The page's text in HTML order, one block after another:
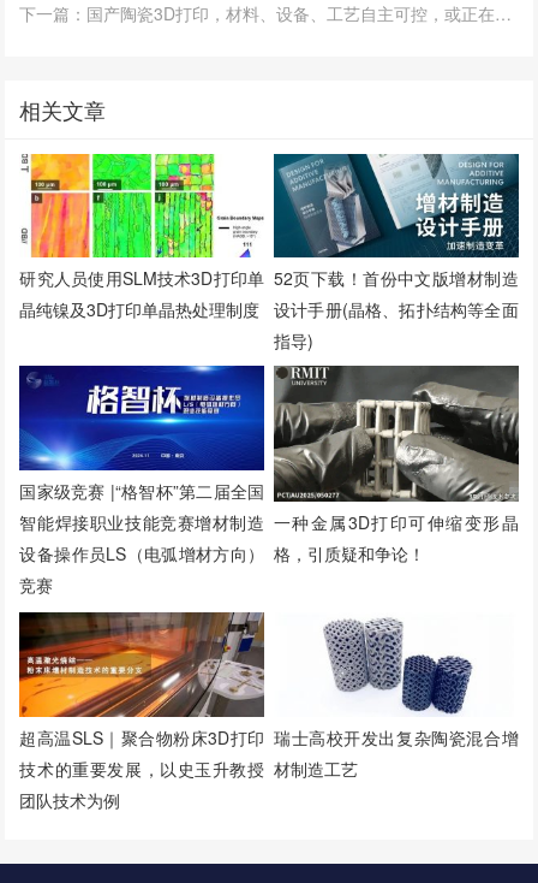
下一篇：国产陶瓷3D打印，材料、设备、工艺自主可控，或正在跨越“领跑”
相关文章
研究人员使用SLM技术3D打印单
晶纯镍及3D打印单晶热处理制度
52页下载！首份中文版增材制造
设计手册(晶格、拓扑结构等全面
指导)
国家级竞赛 |“格智杯”第二届全国
智能焊接职业技能竞赛增材制造
设备操作员LS（电弧增材方向）
竞赛
一种金属3D打印可伸缩变形晶
格，引质疑和争论！
超高温SLS｜聚合物粉床3D打印
技术的重要发展，以史玉升教授
团队技术为例
瑞士高校开发出复杂陶瓷混合增
材制造工艺